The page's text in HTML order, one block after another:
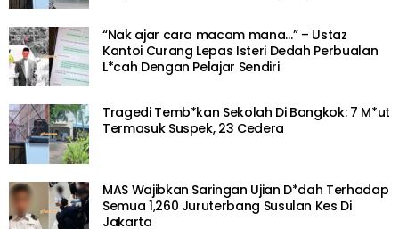
“Nak ajar cara macam mana…” – Ustaz
Kantoi Curang Lepas Isteri Dedah Perbualan
L*cah Dengan Pelajar Sendiri
Tragedi Temb*kan Sekolah Di Bangkok: 7 M*ut
Termasuk Suspek, 23 Cedera
MAS Wajibkan Saringan Ujian D*dah Terhadap
Semua 1,260 Juruterbang Susulan Kes Di
Jakarta